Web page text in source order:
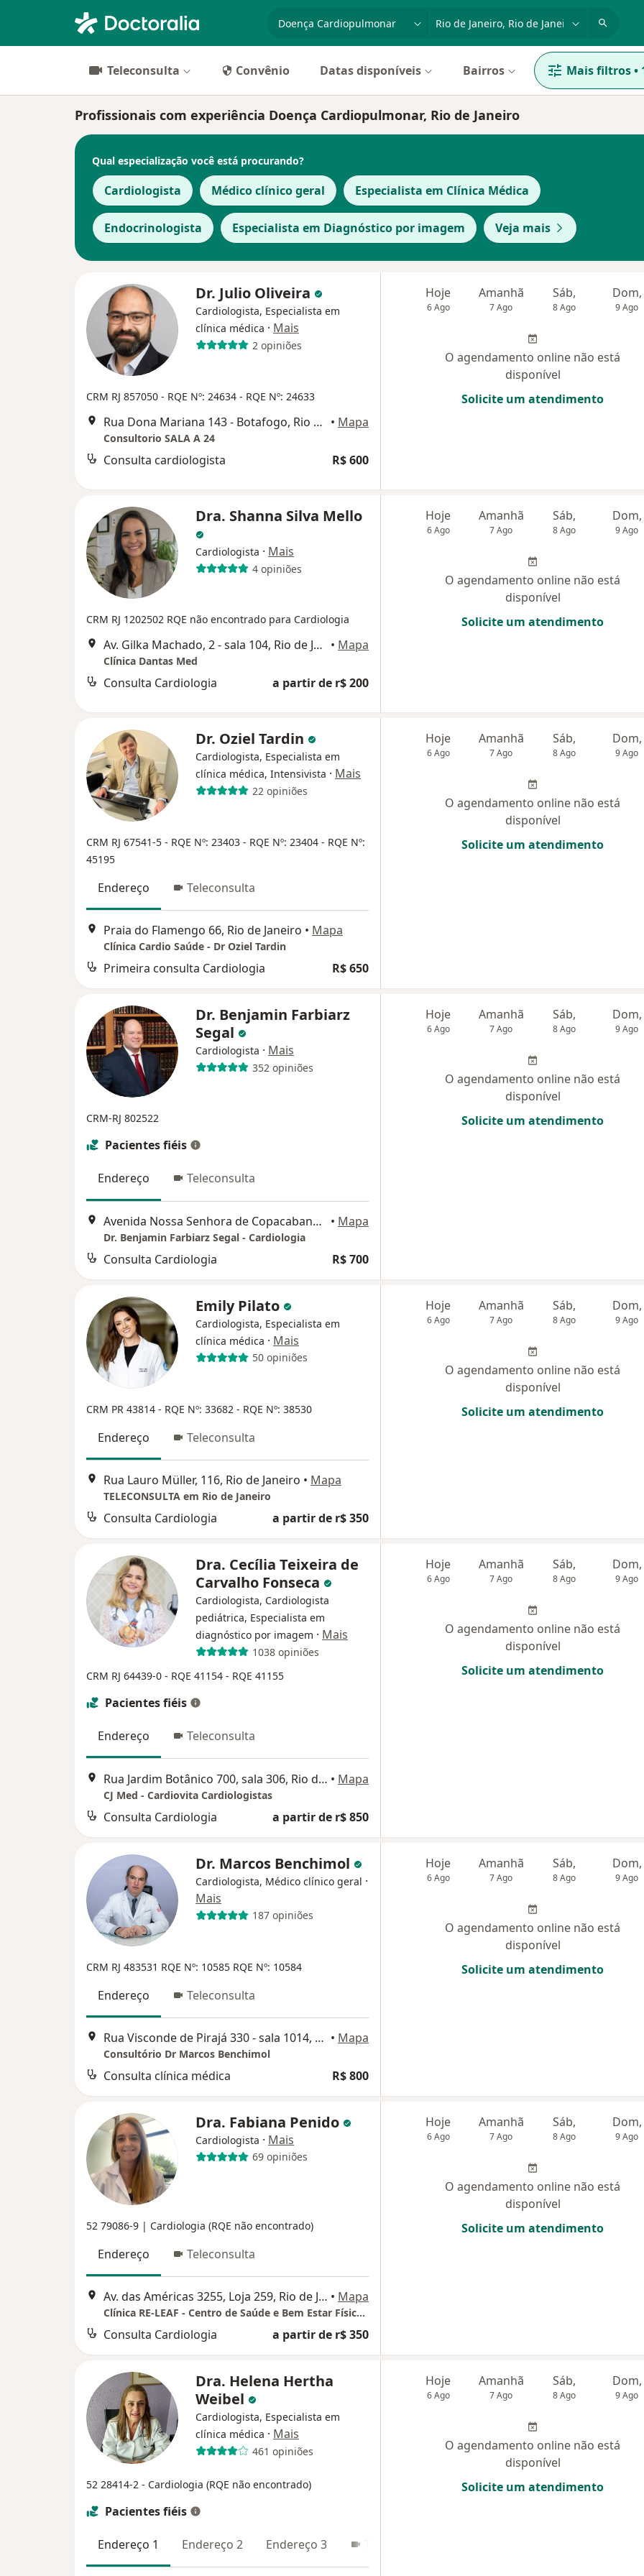
Teleconsulta Convênio Datas disponíveis Bairros Mais filtros•
Profissionais com experiência Doença Cardiopulmonar, Rio de Janeiro
Qual especialização você está procurando?
Cardiologista Médico clínico geral Especialista em Clínica Médica
Endocrinologista Especialista em Diagnóstico por imagem Veja mais
Dr. Julio Oliveira
Cardiologista, Especialista em
clínica médica · Mais
2 opiniões
CRM RJ 857050 - RQE Nº: 24634 - RQE Nº: 24633
Rua Dona Mariana 143 - Botafogo, Rio de Janeiro • Mapa
Consultorio SALA A 24
Consulta cardiologista R$ 600
Hoje
6 Ago
Amanhã
7 Ago
Sáb,
8 Ago
Dom,
9 Ago
O agendamento online não está
disponível
Solicite um atendimento
Dra. Shanna Silva Mello
Cardiologista · Mais
4 opiniões
CRM RJ 1202502 RQE não encontrado para Cardiologia
Av. Gilka Machado, 2 - sala 104, Rio de Janeiro • Mapa
Clínica Dantas Med
Consulta Cardiologia a partir de r$ 200
Hoje
6 Ago
Amanhã
7 Ago
Sáb,
8 Ago
Dom,
9 Ago
O agendamento online não está
disponível
Solicite um atendimento
Dr. Oziel Tardin
Cardiologista, Especialista em
clínica médica, Intensivista · Mais
22 opiniões
CRM RJ 67541-5 - RQE Nº: 23403 - RQE Nº: 23404 - RQE Nº:
45195
Endereço Teleconsulta
Praia do Flamengo 66, Rio de Janeiro • Mapa
Clínica Cardio Saúde - Dr Oziel Tardin
Primeira consulta Cardiologia R$ 650
Hoje
6 Ago
Amanhã
7 Ago
Sáb,
8 Ago
Dom,
9 Ago
O agendamento online não está
disponível
Solicite um atendimento
Dr. Benjamin Farbiarz
Segal
Cardiologista · Mais
352 opiniões
CRM-RJ 802522
Pacientes fiéis
Endereço Teleconsulta
Avenida Nossa Senhora de Copacabana 1072/407, Rio de Janeiro • Mapa
Dr. Benjamin Farbiarz Segal - Cardiologia
Consulta Cardiologia R$ 700
Hoje
6 Ago
Amanhã
7 Ago
Sáb,
8 Ago
Dom,
9 Ago
O agendamento online não está
disponível
Solicite um atendimento
Emily Pilato
Cardiologista, Especialista em
clínica médica · Mais
50 opiniões
CRM PR 43814 - RQE Nº: 33682 - RQE Nº: 38530
Endereço Teleconsulta
Rua Lauro Müller, 116, Rio de Janeiro • Mapa
TELECONSULTA em Rio de Janeiro
Consulta Cardiologia a partir de r$ 350
Hoje
6 Ago
Amanhã
7 Ago
Sáb,
8 Ago
Dom,
9 Ago
O agendamento online não está
disponível
Solicite um atendimento
Dra. Cecília Teixeira de
Carvalho Fonseca
Cardiologista, Cardiologista
pediátrica, Especialista em
diagnóstico por imagem · Mais
1038 opiniões
CRM RJ 64439-0 - RQE 41154 - RQE 41155
Pacientes fiéis
Endereço Teleconsulta
Rua Jardim Botânico 700, sala 306, Rio de Janeiro • Mapa
CJ Med - Cardiovita Cardiologistas
Consulta Cardiologia a partir de r$ 850
Hoje
6 Ago
Amanhã
7 Ago
Sáb,
8 Ago
Dom,
9 Ago
O agendamento online não está
disponível
Solicite um atendimento
Dr. Marcos Benchimol
Cardiologista, Médico clínico geral ·
Mais
187 opiniões
CRM RJ 483531 RQE Nº: 10585 RQE Nº: 10584
Endereço Teleconsulta
Rua Visconde de Pirajá 330 - sala 1014, Rio de Janeiro • Mapa
Consultório Dr Marcos Benchimol
Consulta clínica médica R$ 800
Hoje
6 Ago
Amanhã
7 Ago
Sáb,
8 Ago
Dom,
9 Ago
O agendamento online não está
disponível
Solicite um atendimento
Dra. Fabiana Penido
Cardiologista · Mais
69 opiniões
52 79086-9 | Cardiologia (RQE não encontrado)
Endereço Teleconsulta
Av. das Américas 3255, Loja 259, Rio de Janeiro • Mapa
Clínica RE-LEAF - Centro de Saúde e Bem Estar Físico & Mental
Consulta Cardiologia a partir de r$ 350
Hoje
6 Ago
Amanhã
7 Ago
Sáb,
8 Ago
Dom,
9 Ago
O agendamento online não está
disponível
Solicite um atendimento
Dra. Helena Hertha
Weibel
Cardiologista, Especialista em
clínica médica · Mais
461 opiniões
52 28414-2 - Cardiologia (RQE não encontrado)
Pacientes fiéis
Endereço 1 Endereço 2 Endereço 3 Teleconsulta
Hoje
6 Ago
Amanhã
7 Ago
Sáb,
8 Ago
Dom,
9 Ago
O agendamento online não está
disponível
Solicite um atendimento